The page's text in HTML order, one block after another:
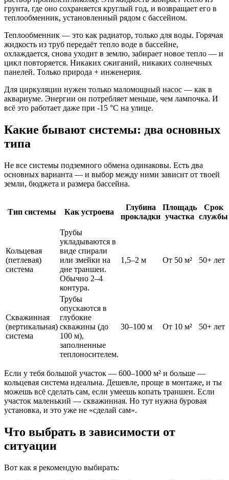
грунта, где оно сохраняется круглый год, и возвращает его в
теплообменник, установленный рядом с бассейном.
Теплообменник — это как радиатор, только для воды. Горячая
жидкость из труб передаёт тепло воде в бассейне,
охлаждается, снова уходит в землю, забирает новое тепло — и
цикл повторяется. Никаких сжиганий, никаких солнечных
панелей. Только природа + инженерия.
Для циркуляции нужен только маломощный насос — как в
аквариуме. Энергии он потребляет меньше, чем лампочка. И
всё это работает даже при -15 °C на улице.
Какие бывают системы: два основных
типа
Не все системы подземного обмена одинаковы. Есть два
основных варианта — и выбор между ними зависит от твоей
земли, бюджета и размера бассейна.
Тип системы Как устроена
Глубина
прокладки
Площадь
участка
Срок
службы
Кольцевая
(петлевая)
система
Трубы
укладываются в
виде спирали
или змейки на
дне траншеи.
Обычно 2–4
контура.
1,5–2 м От 50 м² 50+ лет
Скважинная
(вертикальная)
система
Трубы
опускаются в
глубокие
скважины (до
100 м),
заполненные
теплоносителем.
30–100 м От 10 м² 50+ лет
Если у тебя большой участок — 600–1000 м² и больше —
кольцевая система идеальна. Дешевле, проще в монтаже, и ты
можешь всё сделать сам, если умеешь копать траншеи. Если
участок маленький — скважинная. Но тут нужна буровая
установка, и это уже не «сделай сам».
Что выбрать в зависимости от
ситуации
Вот как я рекомендую выбирать: